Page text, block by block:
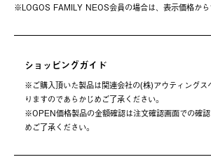
※LOGOS FAMILY NEOS会員の場合は、表⽰価格か
ショッピングガイド
※ご購⼊頂いた製品は関連会社の(株)アウティングス
りますのであらかじめご了承ください。
※OPEN価格製品の⾦額確認は注⽂確認画⾯での確
めご了承ください。